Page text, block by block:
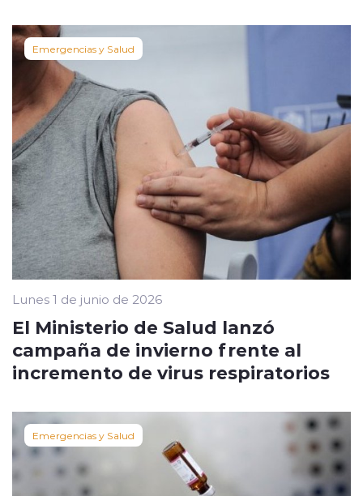
Emergencias y Salud
Lunes 1 de junio de 2026
El Ministerio de Salud lanzó
campaña de invierno frente al
incremento de virus respiratorios
Emergencias y Salud